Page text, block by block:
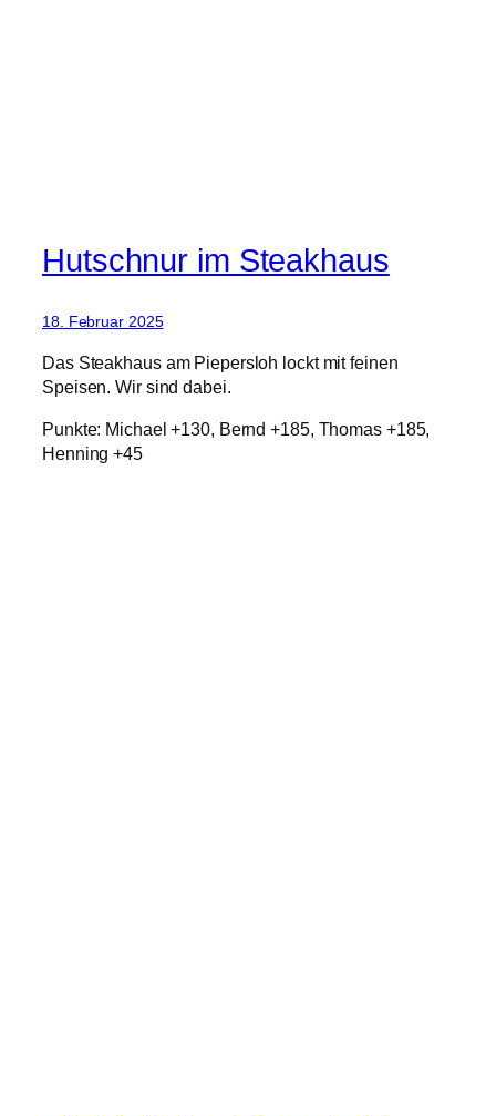
Hutschnur im Steakhaus
18. Februar 2025
Das Steakhaus am Piepersloh lockt mit feinen
Speisen. Wir sind dabei.
Punkte: Michael +130, Bernd +185, Thomas +185,
Henning +45